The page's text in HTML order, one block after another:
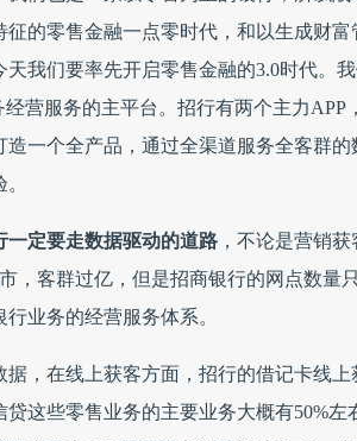
征的零售金融一点零时代，和以生成财
天我们要率先开启零售金融的3.0时代。
经营服务的主平台。招行有两个主力
造一个全产品，通过全渠道服务全客群
一定要走数据驱动的道路 ，不论是营销
，客群过亿，但是招商银行的网点数量
业务的经营服务体系。
，在线上获客方面，招行的借记卡线
贷这些零售业务的主要业务大概有50%